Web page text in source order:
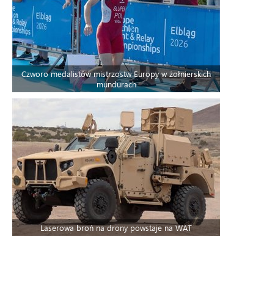
Czworo medalistów mistrzostw Europy w żołnierskich
mundurach
Laserowa broń na drony powstaje na WAT